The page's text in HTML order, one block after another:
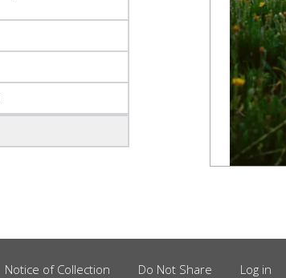
Notice of Collection Do Not Share Log in